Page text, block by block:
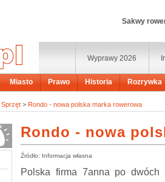
Sakwy
Wyprawy 2026
Miasto Prawo Historia Rozrywka
Sprzęt > Rondo - nowa polska marka rowerowa
Rondo - nowa
Źródło: Informacja własna
Polska firma 7anna po dwóch